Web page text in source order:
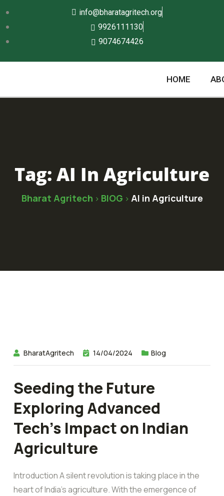
info@bharatagritech.org
9926111130
9074674426
HOME
Tag: AI In Agriculture
Bharat Agritech > BlOG > AI in Agriculture
BharatAgritech 14/04/2024 Blog
Seeding the Future
Exploring Advanced
Tech’s Impact on Indian
Agriculture
Introduction A silent revolution is taking place in the
heart of India’s agriculture. With the emergence of